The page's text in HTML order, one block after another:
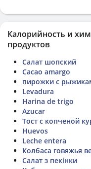
Калорийность и
продуктов
Салат шопский
Cacao amargo
пирожки с
Levadura
Harina de trigo
Azucar
Тост с копченой
Huevos
Leche entera
Колбаса говяжья
Салат з пекінки